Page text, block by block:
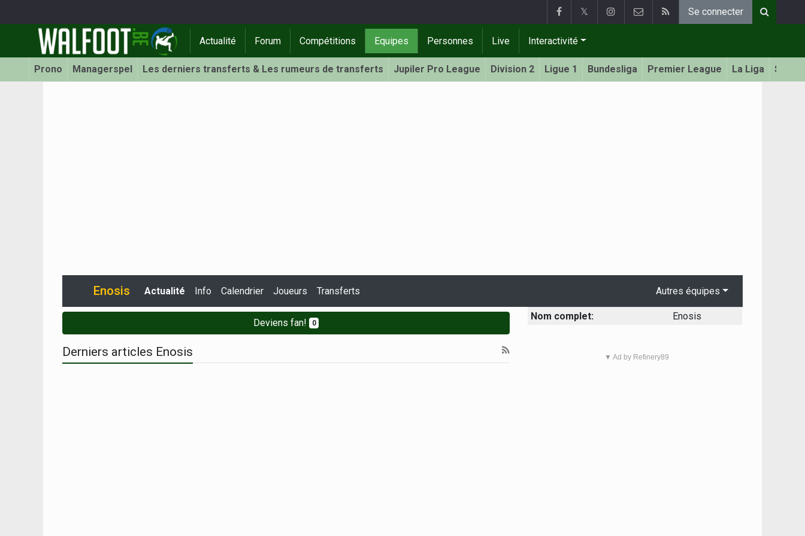
𝕏 Se connecter
Actualité Forum Compétitions Equipes Personnes Live Interactivité
Prono Managerspel Les derniers transferts & Les rumeurs de transferts Jupiler Pro League Division 2 Ligue 1 Bundesliga Premier League La Liga Serie
Enosis Actualité Info Calendrier Joueurs Transferts Autres équipes
Deviens fan! 0
Derniers articles Enosis
Nom complet: Enosis
▼ Ad by Refinery89